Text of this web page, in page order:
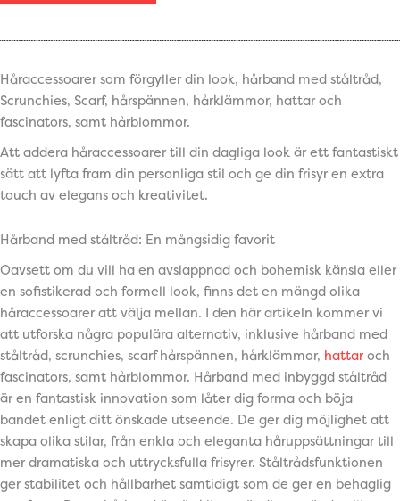
Håraccessoarer som förgyller din look, hårband med ståltråd,
Scrunchies, Scarf, hårspännen, hårklämmor, hattar och
fascinators, samt hårblommor.
Att addera håraccessoarer till din dagliga look är ett fantastiskt
sätt att lyfta fram din personliga stil och ge din frisyr en extra
touch av elegans och kreativitet.
Hårband med ståltråd: En mångsidig favorit
Oavsett om du vill ha en avslappnad och bohemisk känsla eller
en sofistikerad och formell look, finns det en mängd olika
håraccessoarer att välja mellan. I den här artikeln kommer vi
att utforska några populära alternativ, inklusive hårband med
ståltråd, scrunchies, scarf hårspännen, hårklämmor, hattaroch
fascinators, samt hårblommor. Hårband med inbyggd ståltråd
är en fantastisk innovation som låter dig forma och böja
bandet enligt ditt önskade utseende. De ger dig möjlighet att
skapa olika stilar, från enkla och eleganta håruppsättningar till
mer dramatiska och uttrycksfulla frisyrer. Ståltrådsfunktionen
ger stabilitet och hållbarhet samtidigt som de ger en behaglig